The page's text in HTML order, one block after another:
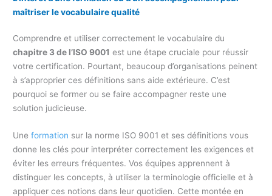
maîtriser le vocabulaire qualité
Comprendre et utiliser correctement le vocabulaire du
chapitre 3 de l’ISO 9001 est une étape cruciale pour réussir
votre certification. Pourtant, beaucoup d’organisations peinent
à s’approprier ces définitions sans aide extérieure. C’est
pourquoi se former ou se faire accompagner reste une
solution judicieuse.
Uneformation sur la norme ISO 9001 et ses définitions vous
donne les clés pour interpréter correctement les exigences et
éviter les erreurs fréquentes. Vos équipes apprennent à
distinguer les concepts, à utiliser la terminologie officielle et à
appliquer ces notions dans leur quotidien. Cette montée en